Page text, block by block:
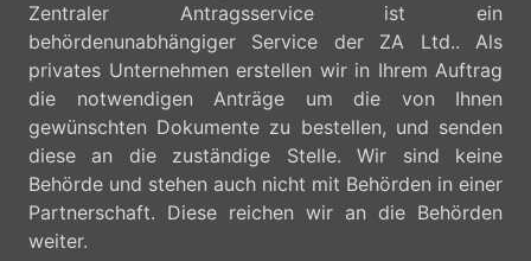
Zentraler Antragsservice ist ein
behördenunabhängiger Service der ZA Ltd.. Als
privates Unternehmen erstellen wir in Ihrem Auftrag
die notwendigen Anträge um die von Ihnen
gewünschten Dokumente zu bestellen, und senden
diese an die zuständige Stelle. Wir sind keine
Behörde und stehen auch nicht mit Behörden in einer
Partnerschaft. Diese reichen wir an die Behörden
weiter.